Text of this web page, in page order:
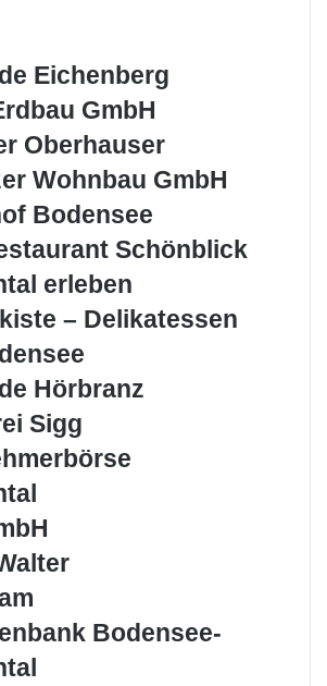
Eichenberg
GmbH
Oberhauser
Wohnbau GmbH
Bodensee
Schönblick
erleben
– Delikatessen
Hörbranz
Sigg
Bodensee-